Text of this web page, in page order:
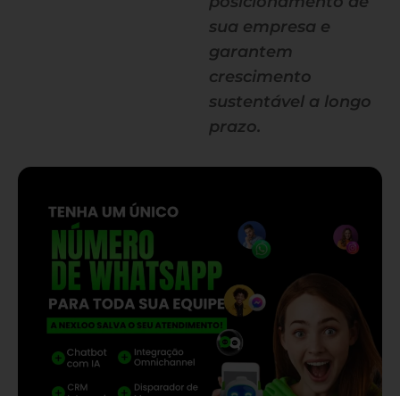
sua empresa e
garantem
crescimento
sustentável a longo
prazo.